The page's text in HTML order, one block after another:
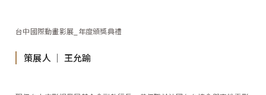
台中國際動畫影展_年度頒獎典禮
策展人 │ 王允踰